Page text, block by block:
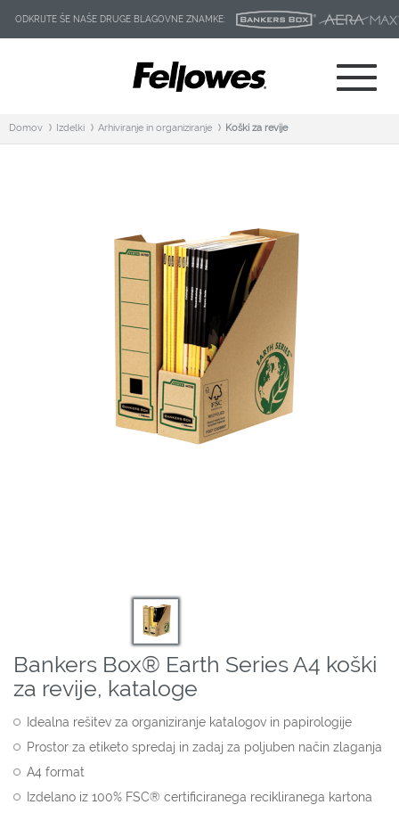
ODKRIJTE ŠE NAŠE DRUGE BLAGOVNE ZNAMKE:
Domov Izdelki Arhiviranje in organiziranje Koški za revije
Bankers Box® Earth Series A4 koški
za revije, kataloge
Idealna rešitev za organiziranje katalogov in papirologije
Prostor za etiketo spredaj in zadaj za poljuben način zlaganja
A4 format
Izdelano iz 100% FSC® certificiranega recikliranega kartona